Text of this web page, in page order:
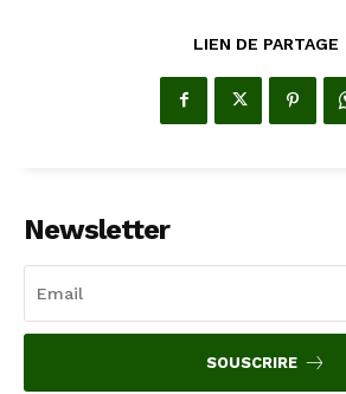
LIEN DE PARTAGE
Newsletter
SOUSCRIRE